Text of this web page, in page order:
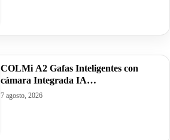
COLMi A2 Gafas Inteligentes con
cámara Integrada IA…
7 agosto, 2026